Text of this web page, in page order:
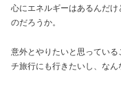
心にエネルギーはあるんだ
のだろうか。
意外とやりたいと思ってい
チ旅行にも行きたいし、なん